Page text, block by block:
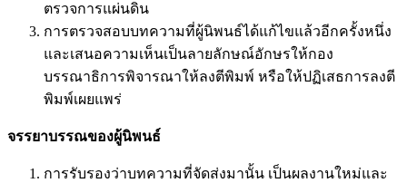
ตรวจการแผ่นดิน
การตรวจสอบบทความที่ผู้นิพนธ์ได้แก้ไขแล้วอีกครั้งหนึ่ง
และเสนอความเห็นเป็นลายลักษณ์อักษรให้กอง
บรรณาธิการพิจารณาให้ลงตีพิมพ์ หรือให้ปฏิเสธการลงตี
พิมพ์เผยแพร่
จรรยาบรรณของผู้นิพนธ์
การรับรองว่าบทความที่จัดส่งมานั้น เป็นผลงานใหม่และ